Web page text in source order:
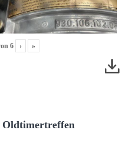
6 › »
Oldtimertreffen